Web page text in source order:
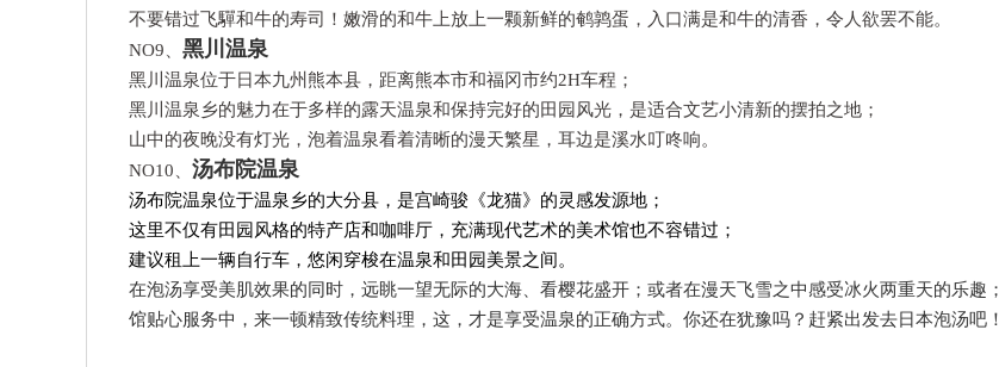
不要错过飞驒和牛的寿司！嫩滑的和牛上放上一颗新鲜的鹌鹑蛋，入口满是和牛的清香，令人欲罢不能。
NO9、 黑川温泉
黑川温泉位于日本九州熊本县，距离熊本市和福冈市约2H车程；
黑川温泉乡的魅力在于多样的露天温泉和保持完好的田园风光，是适合文艺小清新的摆拍之地；
山中的夜晚没有灯光，泡着温泉看着清晰的漫天繁星，耳边是溪水叮咚响。
NO10、 汤布院温泉
汤布院温泉位于温泉乡的大分县，是宫崎骏《龙猫》的灵感发源地；
这里不仅有田园风格的特产店和咖啡厅，充满现代艺术的美术馆也不容错过；
建议租上一辆自行车，悠闲穿梭在温泉和田园美景之间。
在泡汤享受美肌效果的同时，远眺一望无际的大海、看樱花盛开； 或者在漫天飞雪之中感受冰火两重天的乐趣；
馆贴心服务中，来一顿精致传统料理，这，才是享受温泉的正确方式。你还在犹豫吗？赶紧出发去日本泡汤吧！